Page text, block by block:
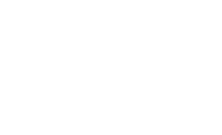
החומרים שלנו מגיעים